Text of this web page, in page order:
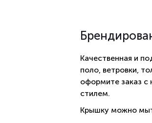
Качественная и
поло, ветровки,
оформите заказ
стилем.
Крышку можно